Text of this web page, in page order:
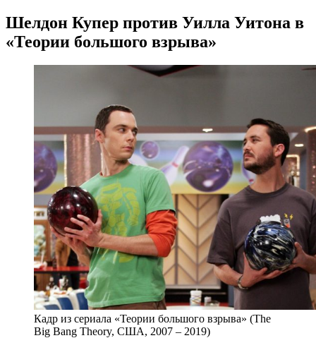
Шелдон Купер против Уилла Уитона в
«Теории большого взрыва»
Кадр из сериала «Теории большого взрыва» (The
Big Bang Theory, США, 2007 – 2019)